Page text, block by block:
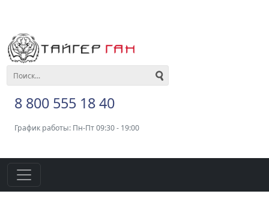
8 800 555 18 40
График работы: Пн-Пт 09:30 - 19:00